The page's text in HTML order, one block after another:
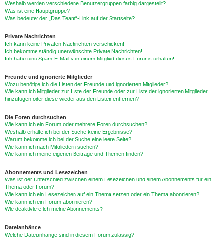
Weshalb werden verschiedene Benutzergruppen farbig dargestellt?
Was ist eine Hauptgruppe?
Was bedeutet der „Das Team“-Link auf der Startseite?
Private Nachrichten
Ich kann keine Privaten Nachrichten verschicken!
Ich bekomme ständig unerwünschte Private Nachrichten!
Ich habe eine Spam-E-Mail von einem Mitglied dieses Forums erhalten!
Freunde und ignorierte Mitglieder
Wozu benötige ich die Listen der Freunde und ignorierten Mitglieder?
Wie kann ich Mitglieder zur Liste der Freunde oder zur Liste der ignorierten Mitglieder
hinzufügen oder diese wieder aus den Listen entfernen?
Die Foren durchsuchen
Wie kann ich ein Forum oder mehrere Foren durchsuchen?
Weshalb erhalte ich bei der Suche keine Ergebnisse?
Warum bekomme ich bei der Suche eine leere Seite?
Wie kann ich nach Mitgliedern suchen?
Wie kann ich meine eigenen Beiträge und Themen finden?
Abonnements und Lesezeichen
Was ist der Unterschied zwischen einem Lesezeichen und einem Abonnements für ein
Thema oder Forum?
Wie kann ich ein Lesezeichen auf ein Thema setzen oder ein Thema abonnieren?
Wie kann ich ein Forum abonnieren?
Wie deaktiviere ich meine Abonnements?
Dateianhänge
Welche Dateianhänge sind in diesem Forum zulässig?